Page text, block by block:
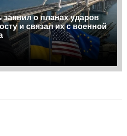
заявил о планах ударов
и связал их с военной